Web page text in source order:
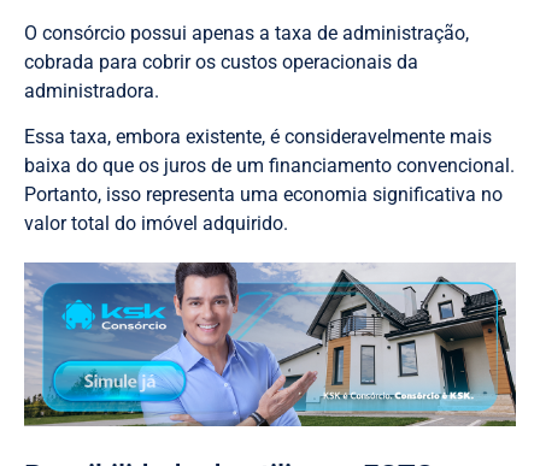
O consórcio possui apenas a taxa de administração,
cobrada para cobrir os custos operacionais da
administradora.
Essa taxa, embora existente, é consideravelmente mais
baixa do que os juros de um financiamento convencional.
Portanto, isso representa uma economia significativa no
valor total do imóvel adquirido.